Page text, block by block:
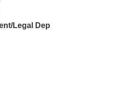
Legal Dep